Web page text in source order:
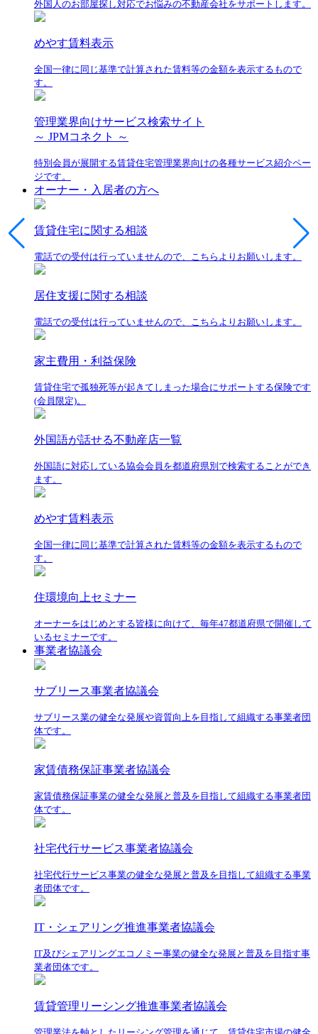
外国人のお部屋探し対応でお悩みの不動産会社をサポートします。
めやす賃料表示
全国一律に同じ基準で計算された賃料等の金額を表示するもので
す。
管理業界向けサービス検索サイト
～ JPMコネクト ～
特別会員が展開する賃貸住宅管理業界向けの各種サービス紹介ペー
ジです。
オーナー・入居者の方へ
賃貸住宅に関する相談
電話での受付は行っていませんので、こちらよりお願いします。
居住支援に関する相談
電話での受付は行っていませんので、こちらよりお願いします。
家主費用・利益保険
賃貸住宅で孤独死等が起きてしまった場合にサポートする保険です
(会員限定)。
外国語が話せる不動産店一覧
外国語に対応している協会会員を都道府県別で検索することができ
ます。
めやす賃料表示
全国一律に同じ基準で計算された賃料等の金額を表示するもので
す。
住環境向上セミナー
オーナーをはじめとする皆様に向けて、毎年47都道府県で開催して
いるセミナーです。
事業者協議会
サブリース事業者協議会
サブリース業の健全な発展や資質向上を目指して組織する事業者団
体です。
家賃債務保証事業者協議会
家賃債務保証事業の健全な発展と普及を目指して組織する事業者団
体です。
社宅代行サービス事業者協議会
社宅代行サービス事業の健全な発展と普及を目指して組織する事業
者団体です。
IT・シェアリング推進事業者協議会
IT及びシェアリングエコノミー事業の健全な発展と普及を目指す事
業者団体です。
賃貸管理リーシング推進事業者協議会